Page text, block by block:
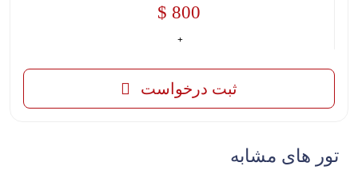
800 $
ثبت درخواست
تور های مشابه